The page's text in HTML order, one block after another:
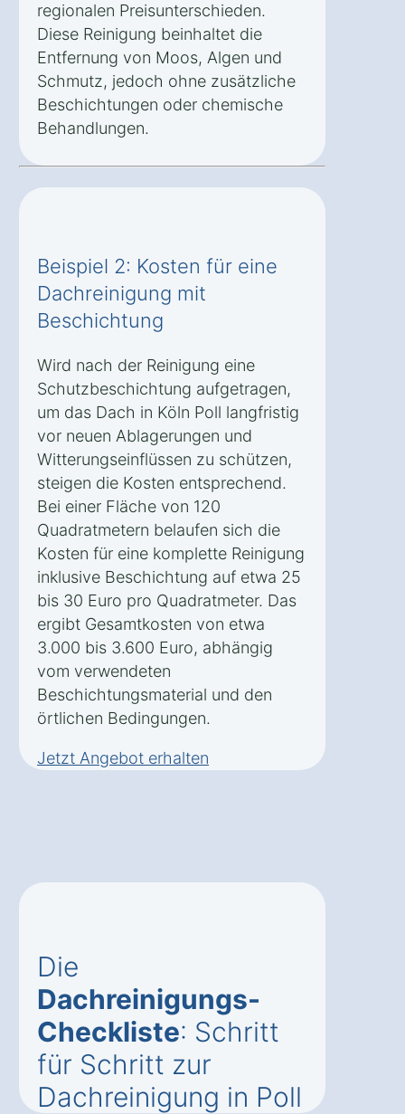
regionalen Preisunterschieden.
Diese Reinigung beinhaltet die
Entfernung von Moos, Algen und
Schmutz, jedoch ohne zusätzliche
Beschichtungen oder chemische
Behandlungen.
Beispiel 2: Kosten für eine
Dachreinigung mit
Beschichtung
Wird nach der Reinigung eine
Schutzbeschichtung aufgetragen,
um das Dach in Köln Poll langfristig
vor neuen Ablagerungen und
Witterungseinflüssen zu schützen,
steigen die Kosten entsprechend.
Bei einer Fläche von 120
Quadratmetern belaufen sich die
Kosten für eine komplette Reinigung
inklusive Beschichtung auf etwa 25
bis 30 Euro pro Quadratmeter. Das
ergibt Gesamtkosten von etwa
3.000 bis 3.600 Euro, abhängig
vom verwendeten
Beschichtungsmaterial und den
örtlichen Bedingungen.
Jetzt Angebot erhalten
Die
Dachreinigungs-
Checkliste: Schritt
für Schritt zur
Dachreinigung in Poll